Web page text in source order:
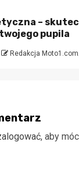
–
pupila
Redakcja
, aby